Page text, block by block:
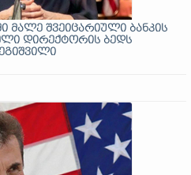
მალე შვეიცარიული ბანკის
დირექტორის ბედს